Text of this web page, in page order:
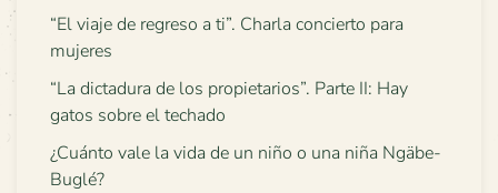
“El viaje de regreso a ti”. Charla concierto para
mujeres
“La dictadura de los propietarios”. Parte II: Hay
gatos sobre el techado
¿Cuánto vale la vida de un niño o una niña Ngäbe-
Buglé?